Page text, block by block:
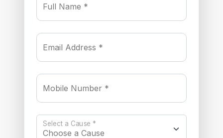
Full Name *
Email Address *
Mobile Number *
Select a Cause *